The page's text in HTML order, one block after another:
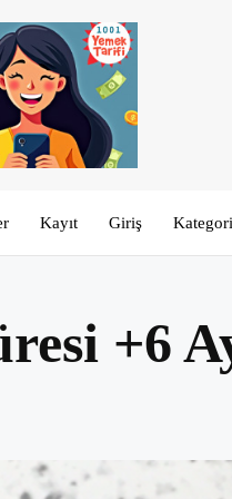
Kayıt Giriş
+6